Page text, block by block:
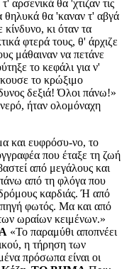
αρσενικά θα 'χτιζαν τις
θηλυκά θα 'καναν τ' αβγά
κι όταν τα
φτερά τους, θ' άρχιζε
μάθαιναν να πετάνε
το κεφάλι για ν'
το κρώξιμο
δεξιά! Όλοι πάνω!»
ήταν ολομόναχη
και ευφρόσυ-νο, το
που έταξε τη ζωή
από μεγάλους και
από τη φλόγα που
καρδιάς. Ή από
πηγή φωτός. Μα και από
ωραίων κειμένων.»
«Το παραμύθι αποπνέει
η τήρηση των
πρόσωπα είναι οι